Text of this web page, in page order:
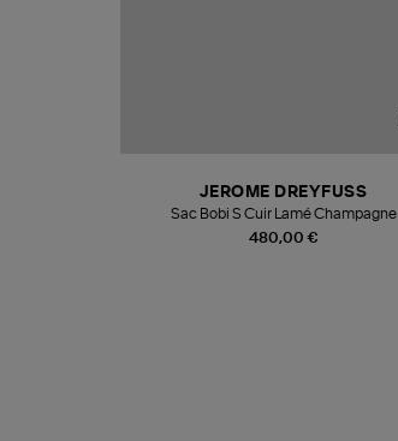
480,00 €
JEROME DREYFUSS
Sac Bobi S Cuir Lamé Champagne